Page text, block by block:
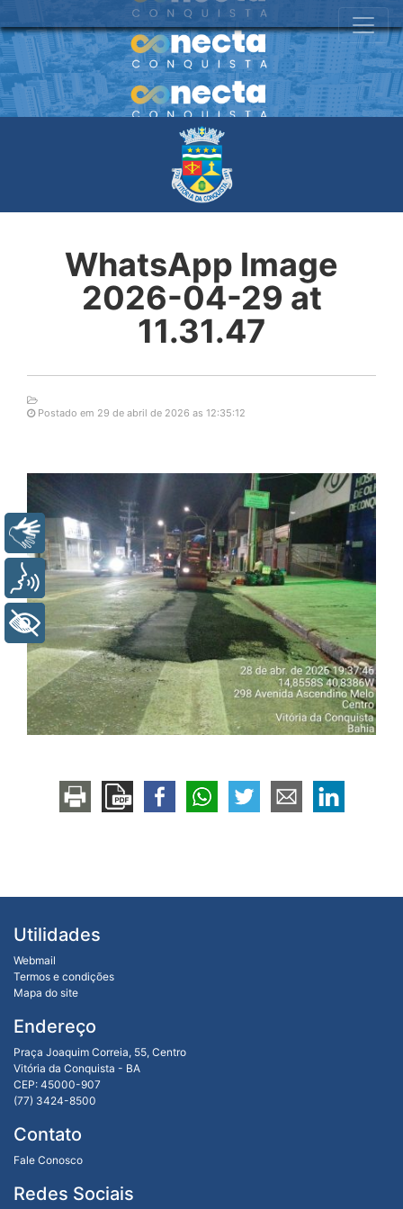
WhatsApp Image
2026-04-29 at
11.31.47
Postado em 29 de abril de 2026 as 12:35:12
Utilidades
Webmail
Termos e condições
Mapa do site
Endereço
Praça Joaquim Correia, 55, Centro
Vitória da Conquista - BA
CEP: 45000-907
(77) 3424-8500
Contato
Fale Conosco
Redes Sociais
Libras
Voz
+ Acessibilidade